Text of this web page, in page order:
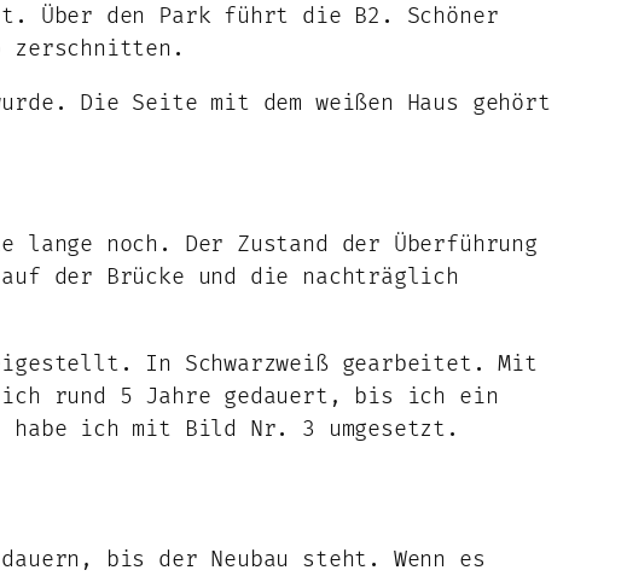
Über den Park führt die B2. Schöner
zerschnitten.
Die Seite mit dem weißen Haus gehört
noch. Der Zustand der Überführung
der Brücke und die nachträglich
In Schwarzweiß gearbeitet. Mit
rund 5 Jahre gedauert, bis ich ein
habe ich mit Bild Nr. 3 umgesetzt.
bis der Neubau steht. Wenn es